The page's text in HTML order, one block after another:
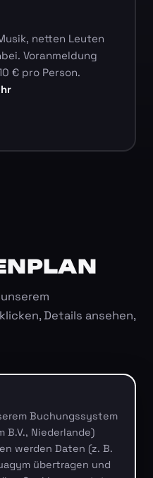
netten Leuten
Voranmeldung
€ pro Person.
Details ansehen,
Buchungssystem
B.V., Niederlande)
werden Daten (z. B.
übertragen und